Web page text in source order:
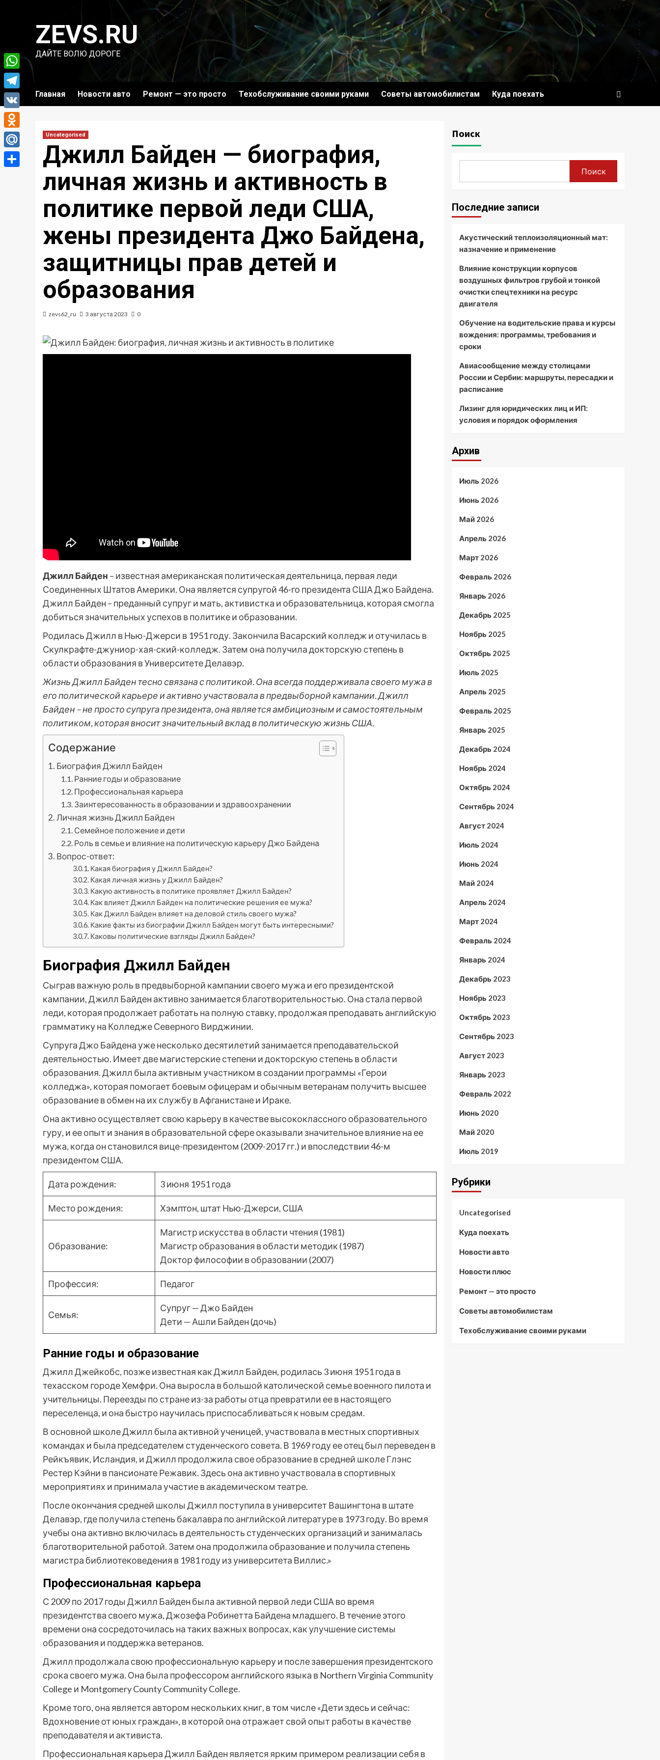
содержимомуZEVS.RU
ДАЙТЕ ВОЛЮ ДОРОГЕ
Главная Новости авто Ремонт — это просто Техобслуживание своими руками Советы автомобилистам Куда поехать
Uncategorised
Джилл Байден — биография,
личная жизнь и активность в
политике первой леди США,
жены президента Джо Байдена,
защитницы прав детей и
образования
zevs62_ru 3 августа 2023 0
Джилл Байден – известная американская политическая деятельница, первая леди
Соединенных Штатов Америки. Она является супругой 46-го президента США Джо Байдена.
Джилл Байден – преданный супруг и мать, активистка и образовательница, которая смогла
добиться значительных успехов в политике и образовании.
Родилась Джилл в Нью-Джерси в 1951 году. Закончила Васарский колледж и отучилась в
Скулкрафте-джуниор-хая-ский-колледж. Затем она получила докторскую степень в
области образования в Университете Делавэр.
Жизнь Джилл Байден тесно связана с политикой. Она всегда поддерживала своего мужа в
его политической карьере и активно участвовала в предвыборной кампании. Джилл
Байден – не просто супруга президента, она является амбициозным и самостоятельным
политиком, которая вносит значительный вклад в политическую жизнь США.
Содержание
Биография Джилл Байден
Ранние годы и образование
Профессиональная карьера
Заинтересованность в образовании и здравоохранении
Личная жизнь Джилл Байден
Семейное положение и дети
Роль в семье и влияние на политическую карьеру Джо Байдена
Вопрос-ответ:
Какая биография у Джилл Байден?
Какая личная жизнь у Джилл Байден?
Какую активность в политике проявляет Джилл Байден?
Как влияет Джилл Байден на политические решения ее мужа?
Как Джилл Байден влияет на деловой стиль своего мужа?
Какие факты из биографии Джилл Байден могут быть интересными?
Каковы политические взгляды Джилл Байден?
Биография Джилл Байден
Сыграв важную роль в предвыборной кампании своего мужа и его президентской
кампании, Джилл Байден активно занимается благотворительностью. Она стала первой
леди, которая продолжает работать на полную ставку, продолжая преподавать английскую
грамматику на Колледже Северного Вирджинии.
Супруга Джо Байдена уже несколько десятилетий занимается преподавательской
деятельностью. Имеет две магистерские степени и докторскую степень в области
образования. Джилл была активным участником в создании программы «Герои
колледжа», которая помогает боевым офицерам и обычным ветеранам получить высшее
образование в обмен на их службу в Афганистане и Ираке.
Она активно осуществляет свою карьеру в качестве высококлассного образовательного
гуру, и ее опыт и знания в образовательной сфере оказывали значительное влияние на ее
мужа, когда он становился вице-президентом (2009-2017 гг.) и впоследствии 46-м
президентом США.
Дата рождения: 3 июня 1951 года
Место рождения: Хэмптон, штат Нью-Джерси, США
Образование:
Магистр искусства в области чтения (1981)
Магистр образования в области методик (1987)
Доктор философии в образовании (2007)
Профессия: Педагог
Семья:
Супруг — Джо Байден
Дети — Ашли Байден (дочь)
Ранние годы и образование
Джилл Джейкобс, позже известная как Джилл Байден, родилась 3 июня 1951 года в
техасском городе Хемфри. Она выросла в большой католической семье военного пилота и
учительницы. Переезды по стране из-за работы отца превратили ее в настоящего
переселенца, и она быстро научилась приспосабливаться к новым средам.
В основной школе Джилл была активной ученицей, участвовала в местных спортивных
командах и была председателем студенческого совета. В 1969 году ее отец был переведен в
Рейкъявик, Исландия, и Джилл продолжила свое образование в средней школе Глэнс
Рестер Кэйни в пансионате Режавик. Здесь она активно участвовала в спортивных
мероприятиях и принимала участие в академическом театре.
После окончания средней школы Джилл поступила в университет Вашингтона в штате
Делавэр, где получила степень бакалавра по английской литературе в 1973 году. Во время
учебы она активно включилась в деятельность студенческих организаций и занималась
благотворительной работой. Затем она продолжила образование и получила степень
магистра библиотековедения в 1981 году из университета Виллис.»
Профессиональная карьера
С 2009 по 2017 годы Джилл Байден была активной первой леди США во время
президентства своего мужа, Джозефа Робинетта Байдена младшего. В течение этого
времени она сосредоточилась на таких важных вопросах, как улучшение системы
образования и поддержка ветеранов.
Джилл продолжала свою профессиональную карьеру и после завершения президентского
срока своего мужа. Она была профессором английского языка в Northern Virginia Community
College и Montgomery County Community College.
Кроме того, она является автором нескольких книг, в том числе «Дети здесь и сейчас:
Вдохновение от юных граждан», в которой она отражает свой опыт работы в качестве
преподавателя и активиста.
Профессиональная карьера Джилл Байден является ярким примером реализации себя в
Поиск
Поиск
Последние записи
Акустический теплоизоляционный мат:
назначение и применение
Влияние конструкции корпусов
воздушных фильтров грубой и тонкой
очистки спецтехники на ресурс
двигателя
Обучение на водительские права и курсы
вождения: программы, требования и
сроки
Авиасообщение между столицами
России и Сербии: маршруты, пересадки и
расписание
Лизинг для юридических лиц и ИП:
условия и порядок оформления
Архив
Июль 2026
Июнь 2026
Май 2026
Апрель 2026
Март 2026
Февраль 2026
Январь 2026
Декабрь 2025
Ноябрь 2025
Октябрь 2025
Июль 2025
Апрель 2025
Февраль 2025
Январь 2025
Декабрь 2024
Ноябрь 2024
Октябрь 2024
Сентябрь 2024
Август 2024
Июль 2024
Июнь 2024
Май 2024
Апрель 2024
Март 2024
Февраль 2024
Январь 2024
Декабрь 2023
Ноябрь 2023
Октябрь 2023
Сентябрь 2023
Август 2023
Январь 2023
Февраль 2022
Июнь 2020
Май 2020
Июль 2019
Рубрики
Uncategorised
Куда поехать
Новости авто
Новости плюс
Ремонт — это просто
Советы автомобилистам
Техобслуживание своими руками
WhatsApp
Telegram
VK
Odnoklassniki
Mail.Ru